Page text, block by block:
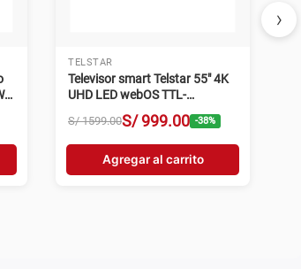
LG
Televisor smart LG 65" 4K UHD
ThinQ AI webOS 25
65UA7300PSB (2025)
S/ 2599.00S/ 1779.00 -32
Agregar al carrito
›